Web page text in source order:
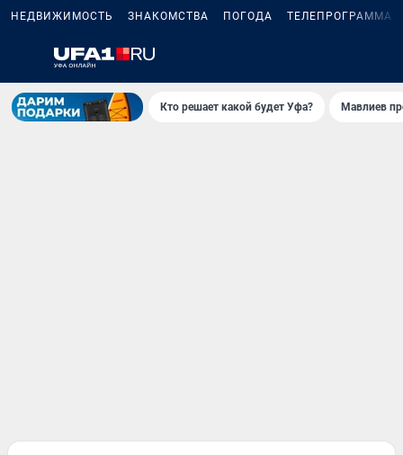
НЕДВИЖИМОСТЬ ЗНАКОМСТВА ПОГОДА ТЕЛЕПРОГРАММА
Кто решает какой будет Уфа? Мавлиев